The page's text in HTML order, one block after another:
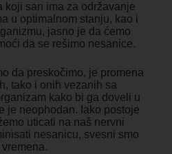
koji san ima za održavanje
u optimalnom stanju, kao i
jasno je da ćemo
da se rešimo nesanice.
da preskočimo, je promena
tako i onih vezanih sa
kako bi ga doveli u
je neophodan. Iako postoje
uticati na naš nervni
nesanicu, svesni smo